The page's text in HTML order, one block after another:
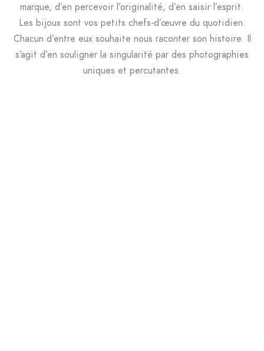
marque, d’en percevoir l’originalité, d’en saisir l’esprit.
Les bijoux sont vos petits chefs-d’œuvre du quotidien.
Chacun d’entre eux souhaite nous raconter son histoire. Il
s’agit d’en souligner la singularité par des photographies
uniques et percutantes.